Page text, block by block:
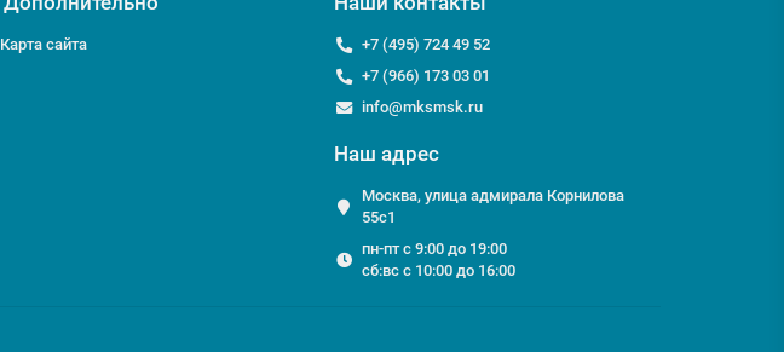
Карта сайта
+7 (495) 724 49 52
+7 (966) 173 03 01
info@mksmsk.ru
Наш адрес
Москва, улица адмирала Корнилова
55с1
пн-пт с 9:00 до 19:00
сб:вс с 10:00 до 16:00